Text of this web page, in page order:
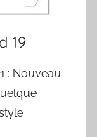
19
: Nouveau